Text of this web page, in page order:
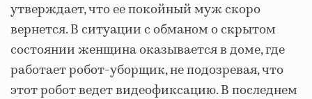
утверждает, что ее покойный муж скоро
вернется. В ситуации с обманом о скрытом
состоянии женщина оказывается в доме, где
работает робот-уборщик, не подозревая, что
этот робот ведет видеофиксацию. В последнем